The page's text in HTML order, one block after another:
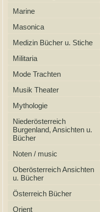
Marine
Masonica
Medizin Bücher u. Stiche
Militaria
Mode Trachten
Musik Theater
Mythologie
Niederösterreich
Burgenland, Ansichten u.
Bücher
Noten / music
Oberösterreich Ansichten
u. Bücher
Österreich Bücher
Orient